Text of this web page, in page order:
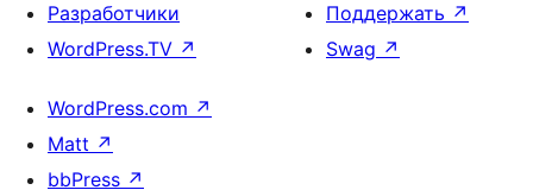
Разработчики
WordPress.TV ↗
Поддержать ↗
Swag ↗
WordPress.com ↗
Matt ↗
bbPress ↗